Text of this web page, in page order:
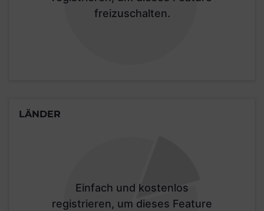
freizuschalten.
LÄNDER
Einfach und kostenlos
registrieren, um dieses Feature